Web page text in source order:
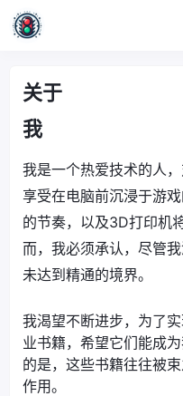
关于
我
我是一个热爱技术的人
享受在电脑前沉浸于游
的节奏，以及3D打印机
而，我必须承认，尽管
未达到精通的境界。
我渴望不断进步，为了
业书籍，希望它们能成
的是，这些书籍往往被
作用。